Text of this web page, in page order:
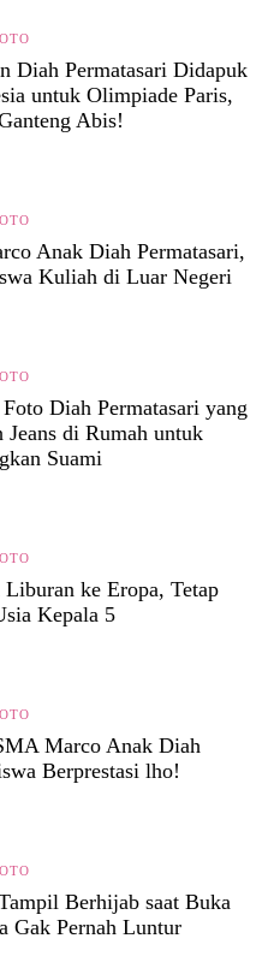
Diah Permatasari Didapuk
untuk Olimpiade Paris,
Abis!
Anak Diah Permatasari,
Kuliah di Luar Negeri
Diah Permatasari yang
di Rumah untuk
Suami
ke Eropa, Tetap
Kepala 5
Marco Anak Diah
Berprestasi lho!
Berhijab saat Buka
Gak Pernah Luntur